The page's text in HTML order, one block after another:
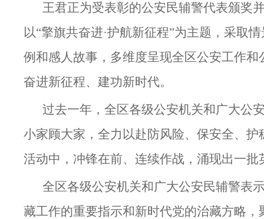
王君正为受表彰的公安民辅警代表颁奖
以“擎旗共奋进·护航新征程”为主题，采取
例和感人故事，多维度呈现全区公安工作
奋进新征程、建功新时代。
过去一年，全区各级公安机关和广大公
小家顾大家，全力以赴防风险、保安全、
活动中，冲锋在前、连续作战，涌现出一
全区各级公安机关和广大公安民辅警表
藏工作的重要指示和新时代党的治藏方略